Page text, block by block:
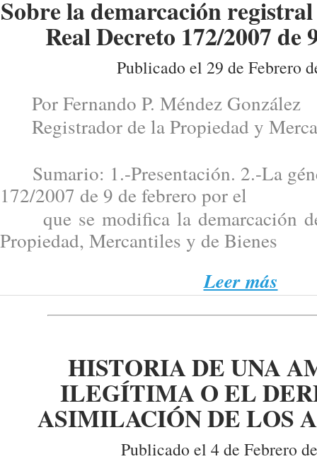
Sobre la demarcación
Real Decreto 172/2007 de
Publicado el 29 de Febrero
Por Fernando P. Méndez González
Registrador de la Propiedad y
Sumario: 1.-Presentación. 2.-La
172/2007 de 9 de febrero por el
que se modifica la demarcación
Propiedad, Mercantiles y de Bienes
Leer más
HISTORIA DE UNA
ILEGÍTIMA O EL
ASIMILACIÓN DE LOS
Publicado el 4 de Febrero